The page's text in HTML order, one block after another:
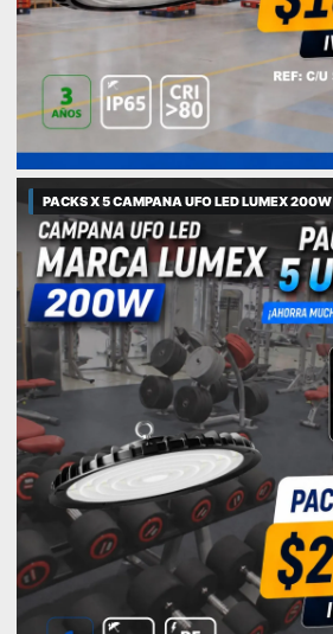
PACKS X 5 CAMPANA UFO LED LUMEX 200W